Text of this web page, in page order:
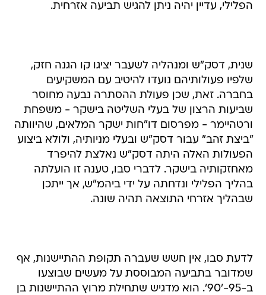
הפלילי, עדיין יהיה ניתן להגיש תביעה אזרחית.
שנית, דסק"ש ומנהליה לשעבר יציגו קו הגנה חזק,
שלפיו פעולותיהם נועדו להיטיב עם המשקיעים
בחברה. זאת, שכן פעולת ההסתרה נבעה מחוסר
שביעות הרצון של בעלי השליטה בישקר - משפחת
ורטהיימר - מפרסום דו"חות ישקר המלאים, שהיוותה
"ביצת זהב" עבור דסק"ש ובעלי מניותיה, ולולא ביצוע
הפעולות האלה היתה דסק"ש נאלצת להיפרד
מאחזקותיה בישקר. לדברי סבו, טענה זו הועלתה
בהליך הפלילי ונדחתה על ידי ביהמ"ש, אך ייתכן
שבהליך אזרחי התוצאה תהיה שונה.
לדעת סבו, אין חשש שעברה תקופת ההתיישנות, אף
שמדובר בתביעה המבוססת על מעשים שבוצעו
ב-95-'90'. הוא מדגיש שתחילת מרוץ ההתיישנות בן